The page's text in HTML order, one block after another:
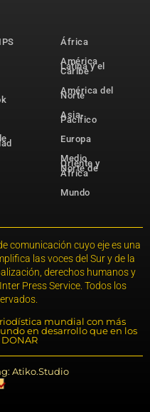
África
América
Latina y el
Caribe
América del
Norte
Asia-
Pacífico
Europa
Medio
Oriente y
Norte de
África
Mundo
comunicación cuyo eje es una
las voces del Sur y de la
derechos humanos y
Press Service. Todos los
mundial con más
en desarrollo que en los
Atiko.Studio